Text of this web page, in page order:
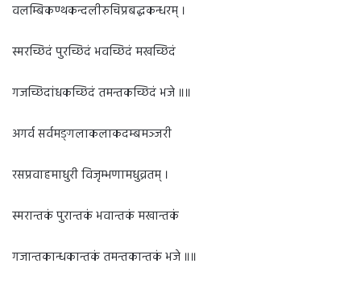
वलम्बिकण्ठकन्दलीरुचिप्रबद्धकन्धरम् ।
स्मरच्छिदं पुरच्छिदं भवच्छिदं मखच्छिदं
गजच्छिदांधकच्छिदं तमन्तकच्छिदं भजे ॥॥
अगर्व सर्वमङ्गलाकलाकदम्बमञ्जरी
रसप्रवाहमाधुरी विजृम्भणामधुव्रतम् ।
स्मरान्तकं पुरान्तकं भवान्तकं मखान्तकं
गजान्तकान्धकान्तकं तमन्तकान्तकं भजे ॥॥